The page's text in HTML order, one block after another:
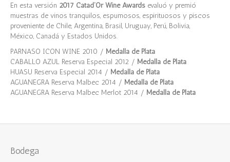
En esta versión 2017 Catad’Or Wine Awards evaluó y premió
muestras de vinos tranquilos, espumosos, espirituosos y piscos
proveniente de Chile, Argentina, Brasil, Uruguay, Perú, Bolivia,
México, Canadá y Estados Unidos.
PARNASO ICON WINE 2010 / Medalla de Plata
CABALLO AZUL Reserva Especial 2012 / Medalla de Plata
HUASU Reserva Especial 2014 / Medalla de Plata
AGUANEGRA Reserva Malbec 2014 / Medalla de Plata
AGUANEGRA Reserva Malbec Merlot 2014 / Medalla de Plata
Bodega